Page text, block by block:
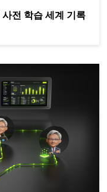
전 학습 세계 기록
전트를 위한 더 빠르고